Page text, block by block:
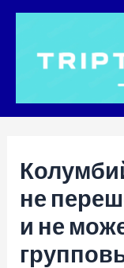
Перейти
содержимому
не
и не